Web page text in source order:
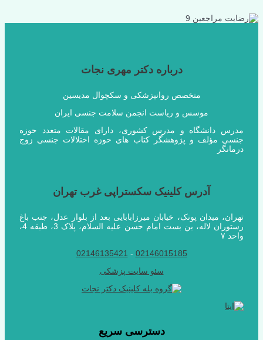
درباره دکتر مهری نجات
متخصص روانپزشکی و سکچوال مدیسین
موسس و ریاست انجمن سلامت جنسی ایران
مدرس دانشگاه و مدرس کشوری، دارای مقالات متعدد حوزه
جنسی مؤلف و پژوهشگر کتاب های حوزه اختلالات جنسی زوج
درمانگر
آدرس کلینیک سکستراپی غرب تهران
تهران، میدان پونک، خیابان میرزابابایی بعد از بلوار عدل، جنب باغ
رستوران لاله، بن بست امام حسن علیه السلام، پلاک 3، طبقه 4،
واحد ۷
02146015185
-
02146135421
سئو سایت پزشکی
دسترسی سریع